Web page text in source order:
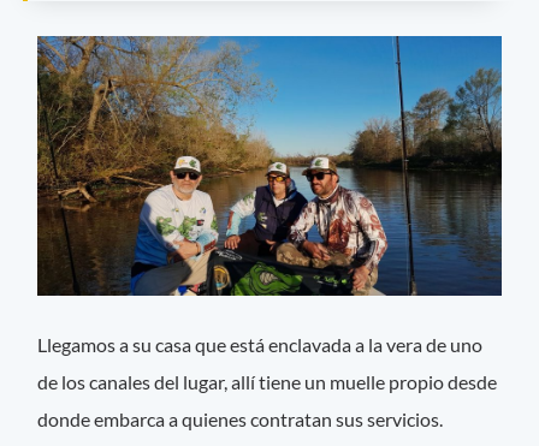
Llegamos a su casa que está enclavada a la vera de uno
de los canales del lugar, allí tiene un muelle propio desde
donde embarca a quienes contratan sus servicios.